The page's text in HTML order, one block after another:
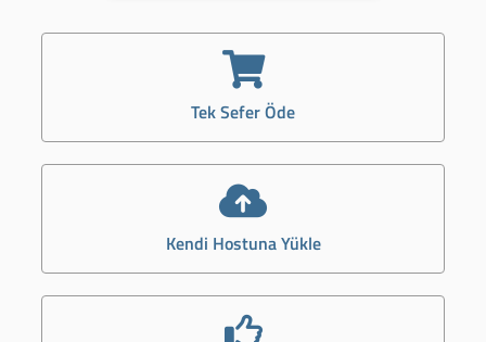
Tek Sefer Öde
Kendi Hostuna Yükle